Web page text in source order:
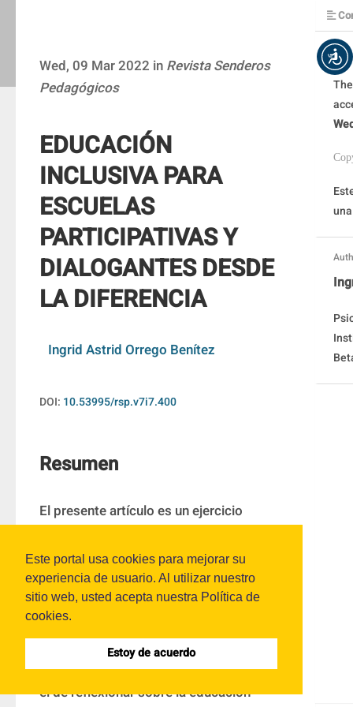
Este portal usa cookies para mejorar su
experiencia de usuario. Al utilizar nuestro
sitio web, usted acepta nuestra Política de
cookies.
Estoy de acuerdo
Wed, 09 Mar 2022 in Revista Senderos
Pedagógicos
EDUCACIÓN
INCLUSIVA PARA
ESCUELAS
PARTICIPATIVAS Y
DIALOGANTES DESDE
LA DIFERENCIA
Ingrid Astrid Orrego Benítez
DOI: 10.53995/rsp.v7i7.400
Resumen
El presente artículo es un ejercicio
espacios formativos y de discusión
desarrollados en los estudios de la
Maestría en Psicología de la Educación
cursada en la Universidad Cooperativa de
Colombia y de la tesis de investigación de
la autora.1 El objetivo de este artículo es
el de reflexionar sobre la educación